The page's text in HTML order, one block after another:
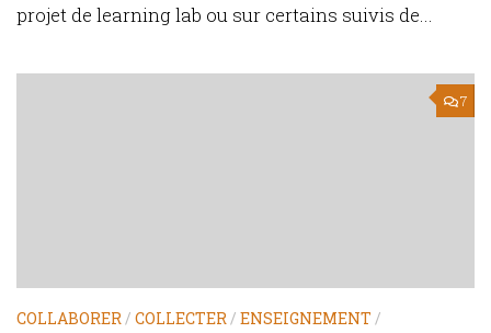
projet de learning lab ou sur certains suivis de...
7
COLLABORER/ COLLECTER/ ENSEIGNEMENT /